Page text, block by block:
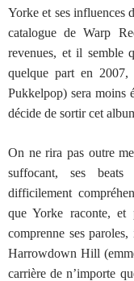
Yorke et ses influences
catalogue de Warp
revenues, et il semble
quelque part en
Pukkelpop) sera moins
décide de sortir cet
On ne rira pas outre
suffocant, ses beats
difficilement
que Yorke raconte, et
comprenne ses
Harrowdown Hill
carrière de n’importe